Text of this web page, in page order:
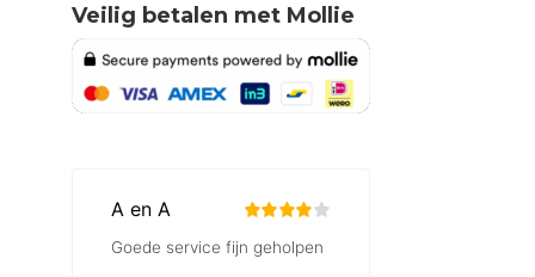
Veilig betalen met Mollie